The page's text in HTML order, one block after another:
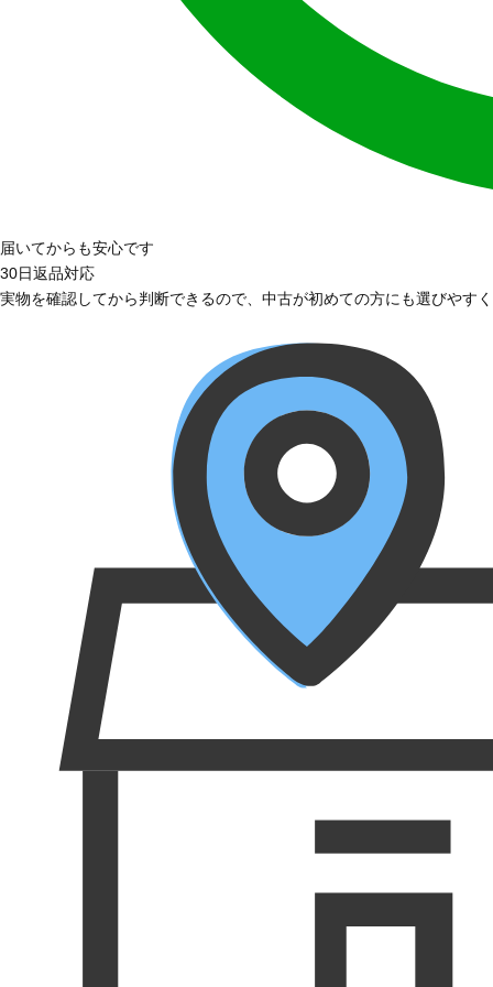
届いてからも安心です
30日返品対応
実物を確認してから判断できるので、中古が初めての方にも選びやす